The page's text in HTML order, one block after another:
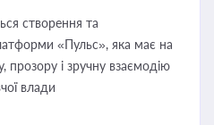
створення та
«Пульс», яка має на
прозору і зручну взаємодію
влади